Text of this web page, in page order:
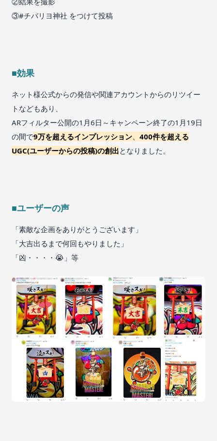
③#チバリヨ神社 をつけて投稿
■効果
ネット様公式からの発信や関連アカウントからのリツイー
トなどもあり、
ARフィルター公開の1月6日～キャンペーン終了の1月19日
の間で9万を超えるインプレッション
400件を超える
UGC(ユーザーからの投稿)の創出となりました。
■ユーザーの声
「素敵な企画をありがとうございます」
「大吉出るまで何回もやりました」
「凶・・・・😭」等